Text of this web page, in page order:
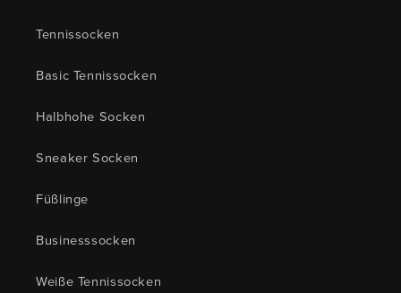
Tennissocken
Basic Tennissocken
Halbhohe Socken
Sneaker Socken
Füßlinge
Businesssocken
Weiße Tennissocken